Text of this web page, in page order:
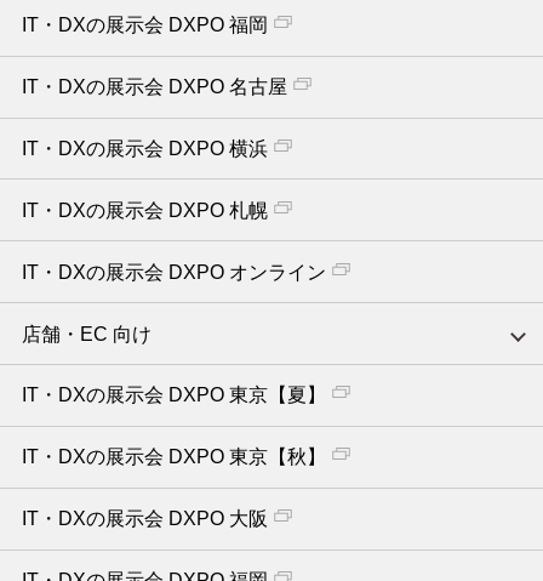
IT・DXの展示会 DXPO 福岡
IT・DXの展示会 DXPO 名古屋
IT・DXの展示会 DXPO 横浜
IT・DXの展示会 DXPO 札幌
IT・DXの展示会 DXPO オンライン
店舗・EC 向け
IT・DXの展示会 DXPO 東京【夏】
IT・DXの展示会 DXPO 東京【秋】
IT・DXの展示会 DXPO 大阪